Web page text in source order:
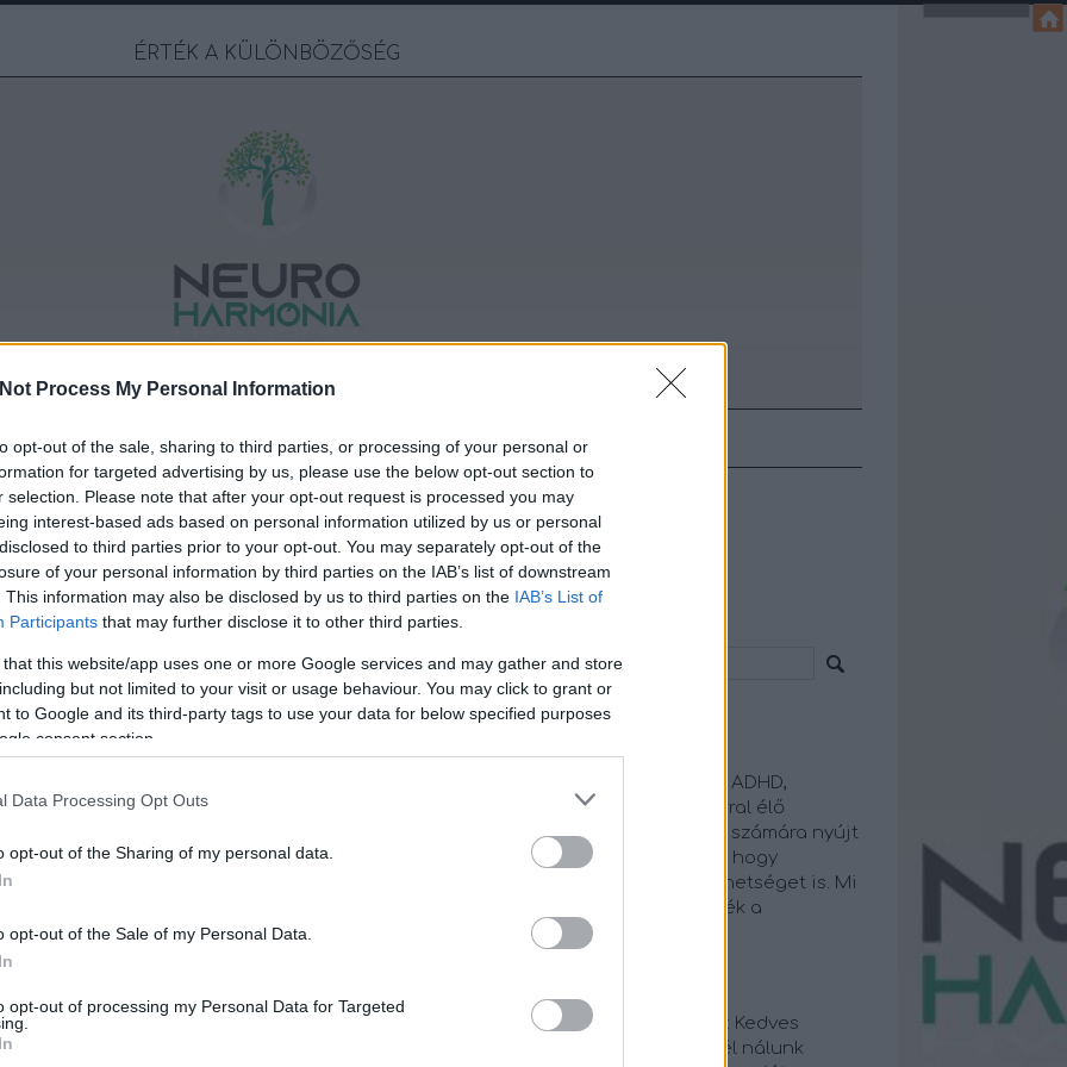
Process My Personal Information
opt-out of the sale, sharing to third parties, or processing of your personal or
for targeted advertising by us, please use the below opt-out section to
selection. Please note that after your opt-out request is processed you may
interest-based ads based on personal information utilized by us or personal
to third parties prior to your opt-out. You may separately opt-out of the
of your personal information by third parties on the IAB’s list of downstream
This information may also be disclosed by us to third parties on the IAB’s List of
Participants that may further disclose it to other third parties.
that this website/app uses one or more Google services and may gather and store
but not limited to your visit or usage behaviour. You may click to grant or
to Google and its third-party tags to use your data for below specified purposes
consent section.
Data Processing Opt Outs
opt-out of the Sharing of my personal data.
opt-out of the Sale of my Personal Data.
opt-out of processing my Personal Data for Targeted
ÉRTÉK A KÜLÖNBÖZŐSÉG
BLOG RÓLUNK KAPCSOLAT
interjújából összeállítva
a december 2-án közölt hosszú interjúból,
a rendkívül tartalmas anyag
TOVÁBB
Szólj hozzá!
Neuroharmónia
Központunk elsősorban
magatartásproblémával, ADHD,
Autizmus spektrumzavarral élő
gyermekek és családjaik számára nyújt
komplex segítséget, úgy, hogy
fókuszba helyezzük a tehetséget is. Mi
abban hiszünk, hogy érték a
különbözőség!
Györgyi Turbuk Hegedüs: Kedves
Zsófia! Te nem leskelődtél nálunk